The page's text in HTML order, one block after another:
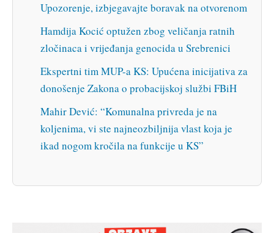
Upozorenje, izbjegavajte boravak na otvorenom
Hamdija Kocić optužen zbog veličanja ratnih
zločinaca i vrijeđanja genocida u Srebrenici
Ekspertni tim MUP-a KS: Upućena inicijativa za
donošenje Zakona o probacijskoj službi FBiH
Mahir Dević: “Komunalna privreda je na
koljenima, vi ste najneozbiljnija vlast koja je
ikad nogom kročila na funkcije u KS”